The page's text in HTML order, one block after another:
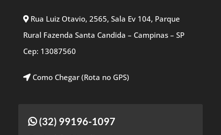
Rua Luiz Otavio, 2565, Sala Ev 104, Parque
Rural Fazenda Santa Candida – Campinas – SP
Cep: 13087560
Como Chegar (Rota no GPS)
(32) 99196-1097